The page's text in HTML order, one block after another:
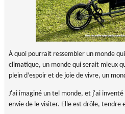
À quoi pourrait ressembler un monde
climatique, un monde qui serait mieux
plein d’espoir et de joie de vivre, un
J'ai imaginé un tel monde, et j'ai
envie de le visiter. Elle est drôle, tendre